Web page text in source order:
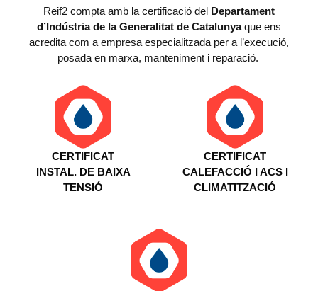
Reif2 compta amb la certificació del Departament
d’Indústria de la Generalitat de Catalunyaque ens
acredita com a empresa especialitzada per a l’execució,
posada en marxa, manteniment i reparació.
CERTIFICAT
INSTAL. DE BAIXA
TENSIÓ
CERTIFICAT
CALEFACCIÓ I ACS I
CLIMATITZACIÓ